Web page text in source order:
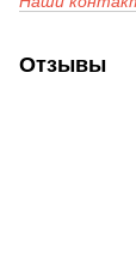
Отзывы